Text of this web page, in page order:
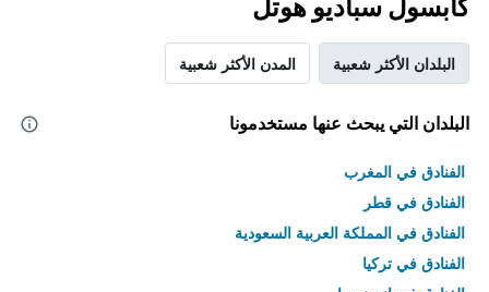
كابسول سباديو هوتل
البلدان الأكثر شعبية المدن الأكثر شعبية
البلدان التي يبحث عنها مستخدمونا
الفنادق في المغرب
الفنادق في قطر
الفنادق في المملكة العربية السعودية
الفنادق في تركيا